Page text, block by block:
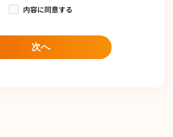
事業、労働者派遣事業、求人広告媒体事業、人材業務委
囲を超えて取扱いません。また、そのために必要な措置
、国が定める指針及びその他の規範を遵守します。
内容に同意する
次へ